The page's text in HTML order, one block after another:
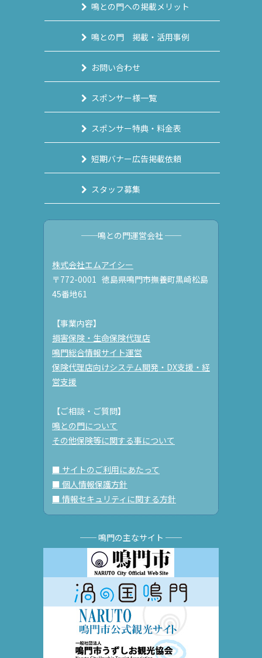
鳴との門への掲載メリット
鳴との門 掲載・活用事例
お問い合わせ
スポンサー様一覧
スポンサー特典・料金表
短期バナー広告掲載依頼
スタッフ募集
──鳴との門運営会社 ──
株式会社エムアイシー
〒772-0001 徳島県鳴門市撫養町黒崎松島
45番地61
【事業内容】
損害保険・生命保険代理店
鳴門総合情報サイト運営
保険代理店向けシステム開発・DX支援・経
営支援
【ご相談・ご質問】
鳴との門について
その他保険等に関する事について
■ サイトのご利用にあたって
■ 個人情報保護方針
■ 情報セキュリティに関する方針
── 鳴門の主なサイト ──